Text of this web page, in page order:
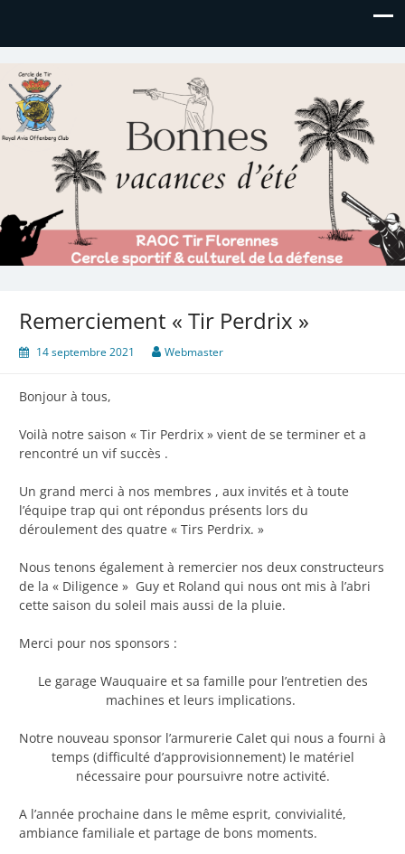
Royal AOC Florennes
Section TIR de l'AVIA
Remerciement « Tir Perdrix »
14 septembre 2021 Webmaster
Bonjour à tous,
Voilà notre saison « Tir Perdrix » vient de se terminer et a
rencontré un vif succès .
Un grand merci à nos membres , aux invités et à toute
l’équipe trap qui ont répondus présents lors du
déroulement des quatre « Tirs Perdrix. »
Nous tenons également à remercier nos deux constructeurs
de la « Diligence » Guy et Roland qui nous ont mis à l’abri
cette saison du soleil mais aussi de la pluie.
Merci pour nos sponsors :
Le garage Wauquaire et sa famille pour l’entretien des
machines et leurs implications.
Notre nouveau sponsor l’armurerie Calet qui nous a fourni à
temps (difficulté d’approvisionnement) le matériel
nécessaire pour poursuivre notre activité.
A l’année prochaine dans le même esprit, convivialité,
ambiance familiale et partage de bons moments.